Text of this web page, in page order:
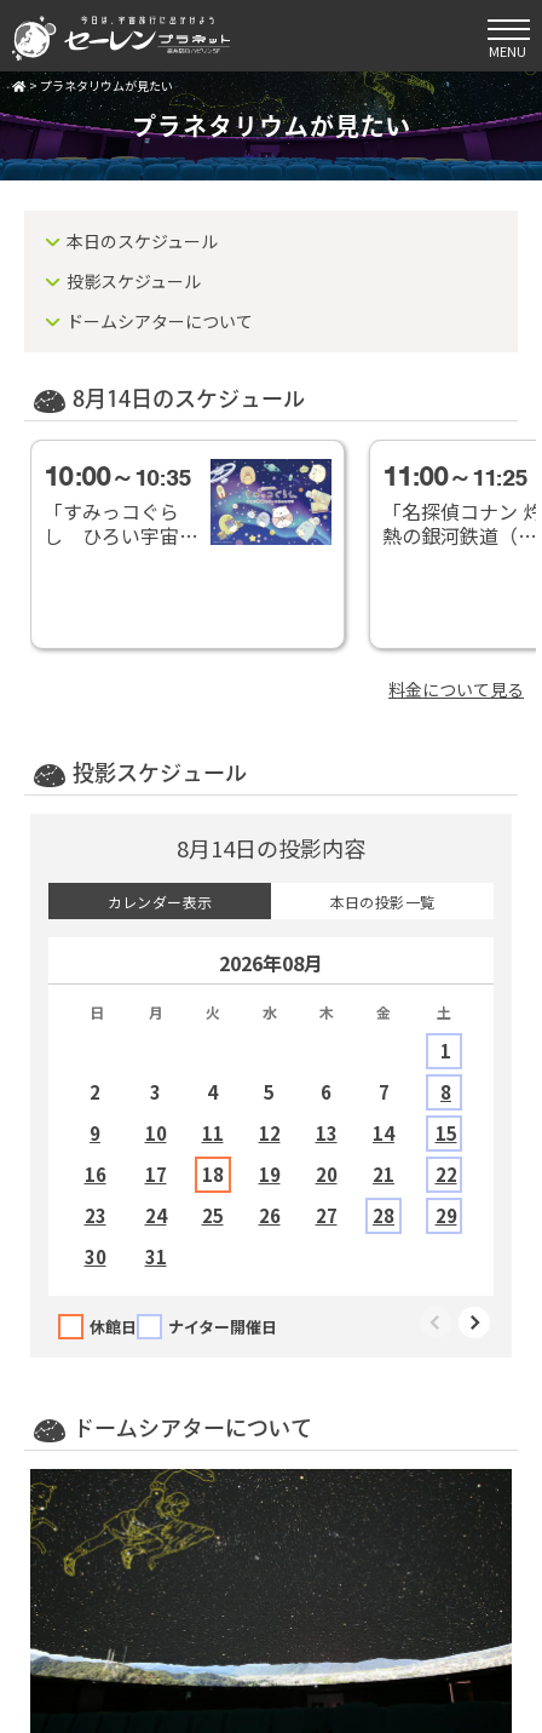
MENU
> プラネタリウムが見たい
プラネタリウムが見たい
本日のスケジュール
投影スケジュール
ドームシアターについて
8月14日のスケジュール
10:00～10:35
「すみっコぐら
し ひろい宇宙と
11:00～11:25
「名探偵コナン 灼
熱の銀河鉄道（ギ
料金について見る
投影スケジュール
8月14日の投影内容
カレンダー表示 本日の投影一覧
2026年08月
日 月 火 水 木 金 土
1
2
3 4 5 6 7
8
9
10 11 12 13 14
15
16
17 18 19 20 21
22
23
24 25 26 27 28
29
30
31
休館日 ナイター開催日
り
11:00～11:25
名探偵コナン 灼熱の銀河鉄道（ギャラクシーレ
イルロード）
12:00～12:15
（無料投影）福井ダイジェスト ７～９月
12:30～12:45
（無料投影）福井ダイジェスト ７～９月
ドームシアターについて